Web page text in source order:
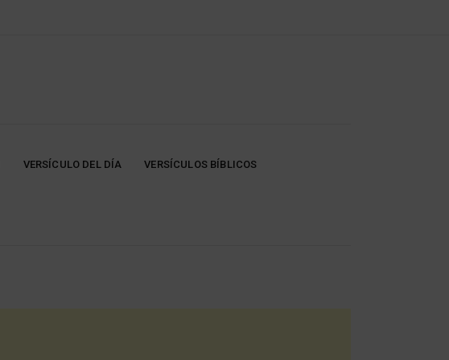
VERSÍCULO DEL DÍA VERSÍCULOS BÍBLICOS